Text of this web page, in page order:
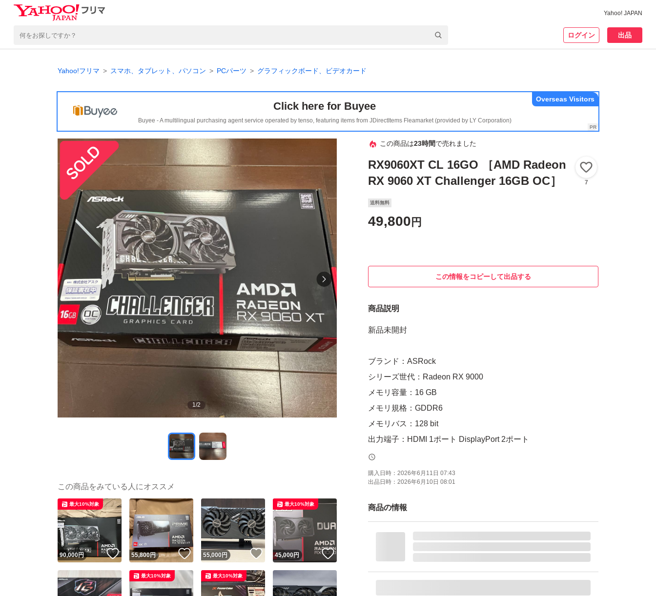
Yahoo! JAPAN
ログイン 出品
Yahoo!フリマ スマホ、タブレット、パソコン PCパーツ グラフィックボード、ビデオカード
Click here for Buyee
Buyee - A multilingual purchasing agent service operated by tenso, featuring items from JDirectItems Fleamarket (provided by LY Corporation)
Overseas Visitors
1/2
この商品は23時間で売れました
RX9060XT CL 16GO ［AMD Radeon
RX 9060 XT Challenger 16GB OC］
7
送料無料
49,800 円
この情報をコピーして出品する
商品説明
新品未開封
ブランド：ASRock
シリーズ世代：Radeon RX 9000
メモリ容量：16 GB
メモリ規格：GDDR6
メモリバス：128 bit
出力端子：HDMI 1ポート DisplayPort 2ポート
補助電源：8pin
冷却ファン：空冷（デュアルファン）
幅（長さ）：249 mm
購入日時： 2026年6月11日 07:43
出品日時： 2026年6月10日 08:01
商品の情報
この商品をみている人にオススメ
90,000円 いいね！
最大10%対象
55,800円 いいね！
55,000円 いいね！
45,000円 いいね！
最大10%対象
最大10%対象 最大10%対象